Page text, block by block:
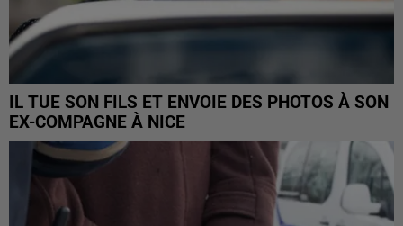
IL TUE SON FILS ET ENVOIE DES PHOTOS À SON
EX-COMPAGNE À NICE